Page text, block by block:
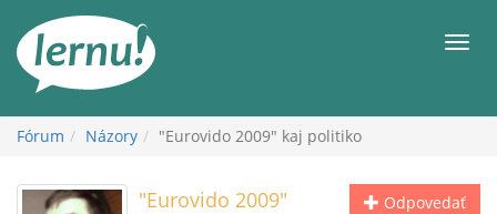
obsah
Fórum Názory "Eurovido 2009" kaj politiko
Odpovedať
"Eurovido 2009"